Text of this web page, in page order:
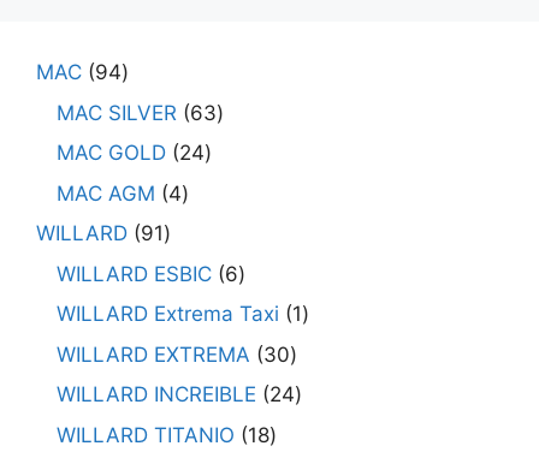
MAC 94
MAC SILVER
63
MAC GOLD 24
MAC AGM
4
WILLARD 91
WILLARD ESBIC 6
WILLARD Extrema Taxi
1
WILLARD EXTREMA
30
WILLARD INCREIBLE
24
WILLARD TITANIO
18